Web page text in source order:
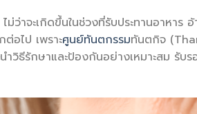
ไม่ว่าจะเกิดขึ้นในช่วงที่รับประทานอาห
อไป เพราะศูนย์ทันตกรรมทันตกิจ
ำวิธีรักษาและป้องกันอย่างเหมาะสม รั